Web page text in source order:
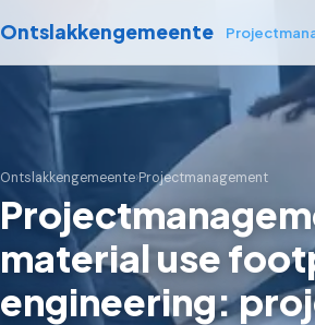
Ontslakkengemeente
Ontslakkengemeente›Projectmanagement
material use
engineering: